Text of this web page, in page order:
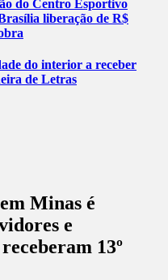
do Centro Esportivo
liberação de R$
do interior a receber
de Letras
Minas é
e
13º